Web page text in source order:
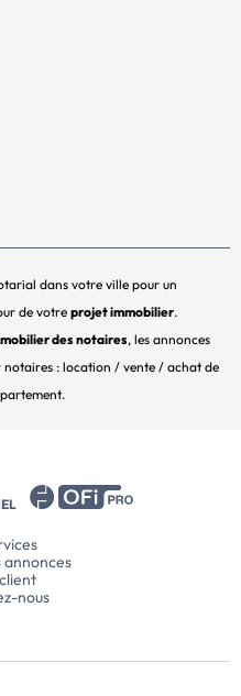
dans votre ville pour un
de votre projet immobilier.
des notaires, les annonces
: location / vente / achat de
annonces
nous